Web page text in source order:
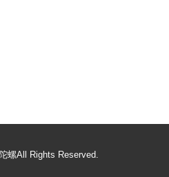
螺All Rights Reserved.